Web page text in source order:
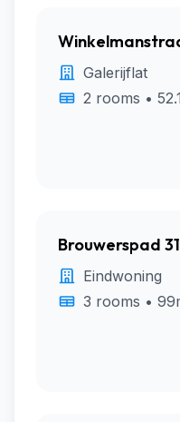
Galerijflat
2 rooms •
Brouwerspad
Eindwoning
3 rooms •